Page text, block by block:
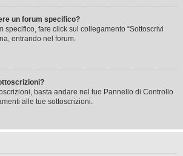
un forum specifico?
specifico, fare click sul collegamento “Sottoscrivi
entrando nel forum.
basta andare nel tuo Pannello di Controllo
alle tue sottoscrizioni.